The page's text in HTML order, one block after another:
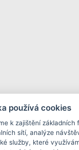
používá cookies
k zajištění základních
sítí, analýze
služby, které